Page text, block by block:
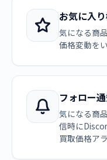
お気に入
気になる商
価格変動を
フォロー
気になる商
信時に
買取価格ア